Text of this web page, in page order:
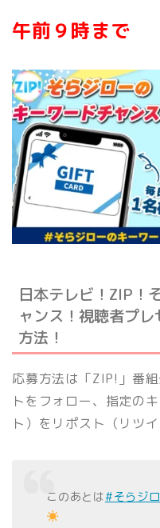
午前９時まで
日本テレビ！ZIP！
ャンス！視聴者プ
方法！
応募方法は「ZIP!」番
トをフォロー、指定の
ト）をリポスト（リツ
このあとは#そらジ